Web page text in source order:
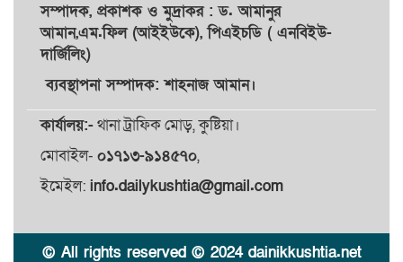
সম্পাদক, প্রকাশকওমুদ্রাকর: ড. আমানুর
আমান,এম.ফিল (আইইউকে), পিএইচডি ( এনবিইউ-
দার্জিলিং)
ব্যবস্থাপনা সম্পাদক: শাহনাজ আমান।
কার্যালয়:-থানা ট্রাফিক মোড়, কুষ্টিয়া।
মোবাইল- ০১৭১৩-৯১৪৫৭০,
ইমেইল: info.dailykushtia@gmail.com
© All rights reserved © 2024 dainikkushtia.net